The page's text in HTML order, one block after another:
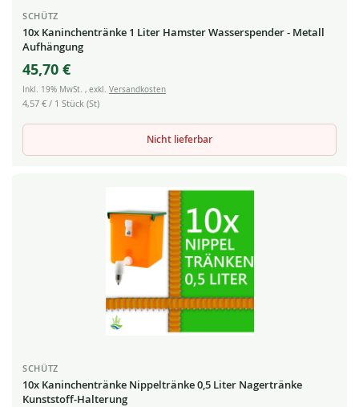
SCHÜTZ
10x Kaninchentränke 1 Liter Hamster Wasserspender - Metall
Aufhängung
45,70 €
Inkl. 19% MwSt. , exkl. Versandkosten
4,57 € / 1 Stück (St)
Nicht lieferbar
SCHÜTZ
10x Kaninchentränke Nippeltränke 0,5 Liter Nagertränke
Kunststoff-Halterung